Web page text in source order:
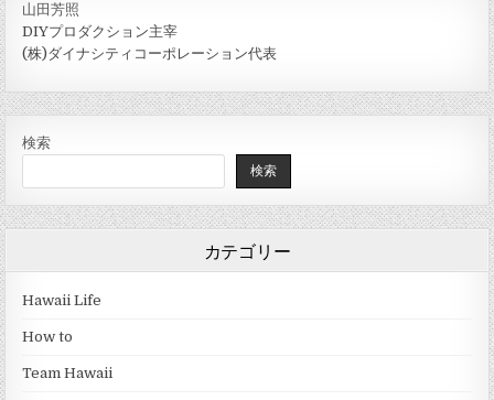
山田芳照
DIYプロダクション主宰
(株)ダイナシティコーポレーション代表
検索
検索
カテゴリー
Hawaii Life
How to
Team Hawaii